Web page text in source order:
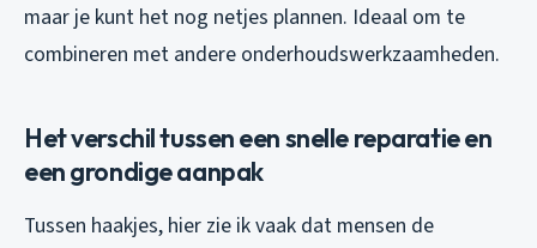
maar je kunt het nog netjes plannen. Ideaal om te
combineren met andere onderhoudswerkzaamheden.
Het verschil tussen een snelle reparatie en
een grondige aanpak
Tussen haakjes, hier zie ik vaak dat mensen de